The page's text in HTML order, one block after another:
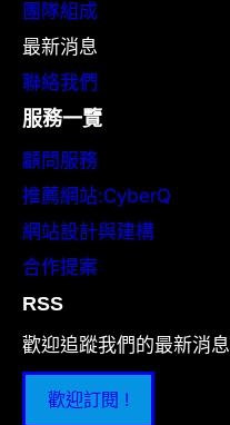
團隊組成
最新消息
聯絡我們
服務一覽
顧問服務
推薦網站:CyberQ
網站設計與建構
合作提案
RSS
歡迎追蹤我們的最新消息
歡迎訂閱 !